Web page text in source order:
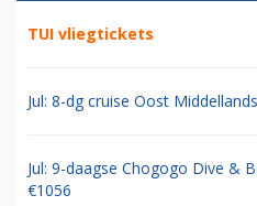
TUI vliegtickets
Jul: 8-dg cruise Oost
Jul: 9-daagse Chogogo Dive &
€1056